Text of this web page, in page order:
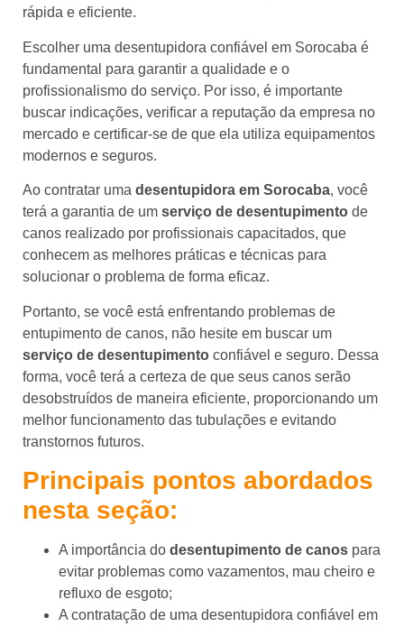
rápida e eficiente.
Escolher uma desentupidora confiável em Sorocaba é
fundamental para garantir a qualidade e o
profissionalismo do serviço. Por isso, é importante
buscar indicações, verificar a reputação da empresa no
mercado e certificar-se de que ela utiliza equipamentos
modernos e seguros.
Ao contratar uma desentupidora em Sorocaba, você
terá a garantia de um serviço de desentupimento de
canos realizado por profissionais capacitados, que
conhecem as melhores práticas e técnicas para
solucionar o problema de forma eficaz.
Portanto, se você está enfrentando problemas de
entupimento de canos, não hesite em buscar um
serviço de desentupimento confiável e seguro. Dessa
forma, você terá a certeza de que seus canos serão
desobstruídos de maneira eficiente, proporcionando um
melhor funcionamento das tubulações e evitando
transtornos futuros.
Principais pontos abordados
nesta seção:
A importância do desentupimento de canos para
evitar problemas como vazamentos, mau cheiro e
refluxo de esgoto;
A contratação de uma desentupidora confiável em